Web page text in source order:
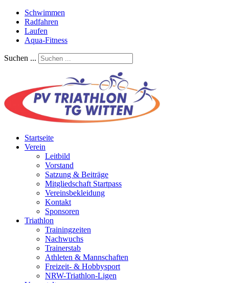
Schwimmen
Radfahren
Laufen
Aqua-Fitness
Suchen ...
Startseite
Verein
Leitbild
Vorstand
Satzung & Beiträge
Mitgliedschaft Startpass
Vereinsbekleidung
Kontakt
Sponsoren
Triathlon
Trainingzeiten
Nachwuchs
Trainerstab
Athleten & Mannschaften
Freizeit- & Hobbysport
NRW-Triathlon-Ligen